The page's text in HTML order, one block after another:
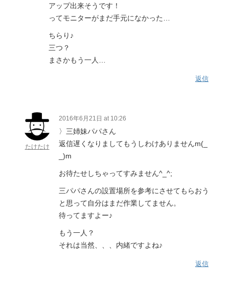
アップ出来そうです！
ってモニターがまだ手元になかった…
ちらり♪
三つ？
まさかもう一人…
返信
たけたけ
2016年6月21日 at 10:26
〉三姉妹パパさん
返信遅くなりましてもうしわけありませんm(_
_)m
お待たせしちゃってすみません^_^;
三パパさんの設置場所を参考にさせてもらおう
と思って自分はまだ作業してません。
待ってますよー♪
もう一人？
それは当然、、、内緒ですよね♪
返信